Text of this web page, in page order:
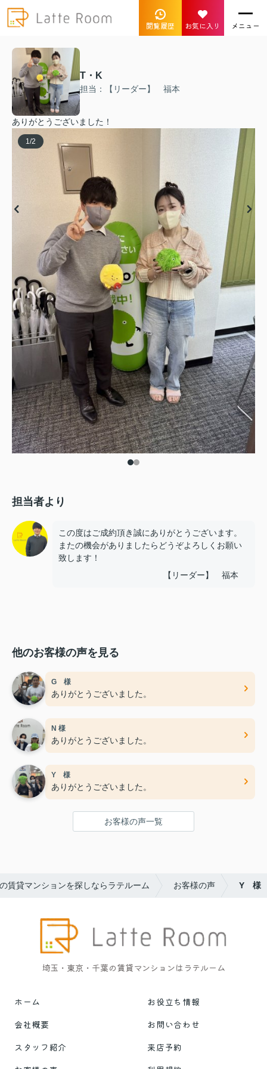
閲覧履歴 お気に入り メニュー
T・K
担当：【リーダー】 福本
ありがとうございました！
1 /2
担当者より
この度はご成約頂き誠にありがとうございます。
またの機会がありましたらどうぞよろしくお願い
致します！
【リーダー】 福本
他のお客様の声を見る
G 様
ありがとうございました。
N 様
ありがとうございました。
Y 様
ありがとうございました。
お客様の声一覧
賃貸マンションを探しならラテルーム お客様の声 Y 様
埼玉・東京・千葉の賃貸マンションはラテルーム
ホーム
お役立ち情報
会社概要
お問い合わせ
スタッフ紹介
来店予約